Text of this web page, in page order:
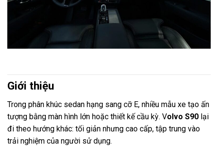
Giới thiệu
Trong phân khúc sedan hạng sang cỡ E, nhiều mẫu xe tạo ấn
tượng bằng màn hình lớn hoặc thiết kế cầu kỳ. Volvo S90 lại
đi theo hướng khác: tối giản nhưng cao cấp, tập trung vào
trải nghiệm của người sử dụng.